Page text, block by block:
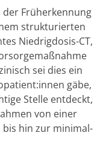
der Früherkennung
strukturierten
Niedrigdosis-CT,
sei dies ein
gäbe,
Stelle entdeckt,
von einer
hin zur minimal-